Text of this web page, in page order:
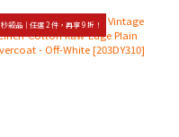
秒殺品｜任選 2 件，再享 9 折！